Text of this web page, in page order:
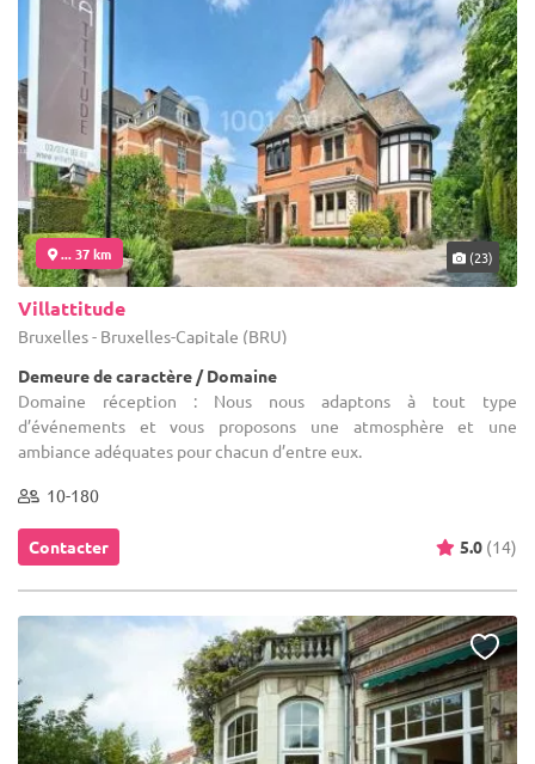
... 37 km (23)
Villattitude
Bruxelles - Bruxelles-Capitale (BRU)
Demeure de caractère / Domaine
Domaine réception : Nous nous adaptons à tout type
d’événements et vous proposons une atmosphère et une
ambiance adéquates pour chacun d’entre eux.
10-180
Contacter 5.0 (14)